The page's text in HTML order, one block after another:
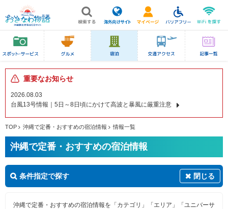
重要なお知らせ
2026.08.03
台風13号情報｜5日～8日頃にかけて高波と暴風に厳重注意
TOP 沖縄で定番・おすすめの宿泊情報 情報一覧
沖縄で定番・おすすめの宿泊情報
条件指定で探す 閉じる
沖縄で定番・おすすめの宿泊情報を「カテゴリ」「エリア」「ユニバーサ